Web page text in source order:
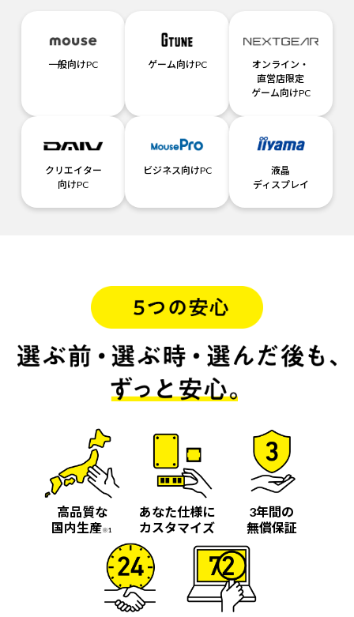
一般向けPC ゲーム向けPC
オンライン・
直営店限定
ゲーム向けPC
クリエイター
向けPC
ビジネス向けPC
液晶
ディスプレイ
高品質な
国内生産※1
あなた仕様に
カスタマイズ
3年間の
無償保証